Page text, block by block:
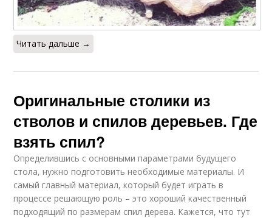
Читать дальше →
Оригинальные столики из
стволов и спилов деревьев. Где
взять спил?
Определившись с основными параметрами будущего
стола, нужно подготовить необходимые материалы. И
самый главный материал, который будет играть в
процессе решающую роль – это хороший качественный
подходящий по размерам спил дерева. Кажется, что тут